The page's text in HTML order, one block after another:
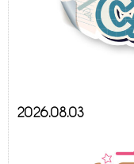
2026.08.03